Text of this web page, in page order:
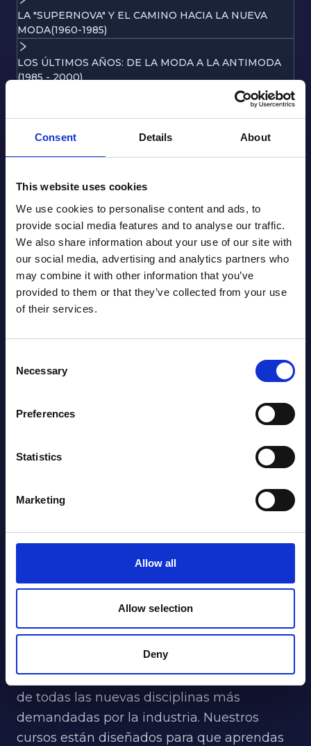
Consent Details About
This website uses cookies
We use cookies to personalise content and ads, to
provide social media features and to analyse our traffic.
We also share information about your use of our site with
our social media, advertising and analytics partners who
may combine it with other information that you’ve
provided to them or that they’ve collected from your use
of their services.
Selection
Necessary
Preferences
Statistics
Marketing
Allow all
Allow selection
Deny
LA "SUPERNOVA" Y EL CAMINO HACIA LA NUEVA
MODA(1960-1985)
LOS ÚLTIMOS AÑOS: DE LA MODA A LA ANTIMODA
(1985 - 2000)
LA MODA NUPCIAL
Con quién aprenderás
Lydia García López-Trabado, con más de
coleccionista e historiadora. Hoy dirige su
propia empresa dedicada a la
una colección histórica de Alta Costura
Sobre La tecnocreativa
La tecnocreativa es la Escuela de Diseño,
Tecnología y New Business de Nueva
Generación. Con nosotros puedes
convertirte en un profesional que está al día
de todas las nuevas disciplinas más
demandadas por la industria. Nuestros
cursos están diseñados para que aprendas